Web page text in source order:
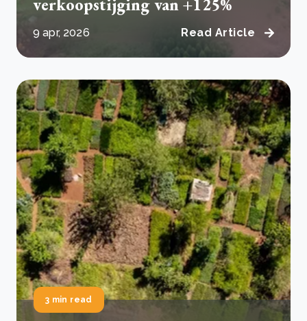
verkoopstijging van +125%
9 apr, 2026 Read Article
3 min read